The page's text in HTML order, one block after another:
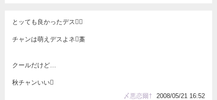
とッても良かったデス
チャンは萌えデスよネ藁
クールだけど…
秋チャンいい
〆悪恋爾†
2008/05/21 16:52